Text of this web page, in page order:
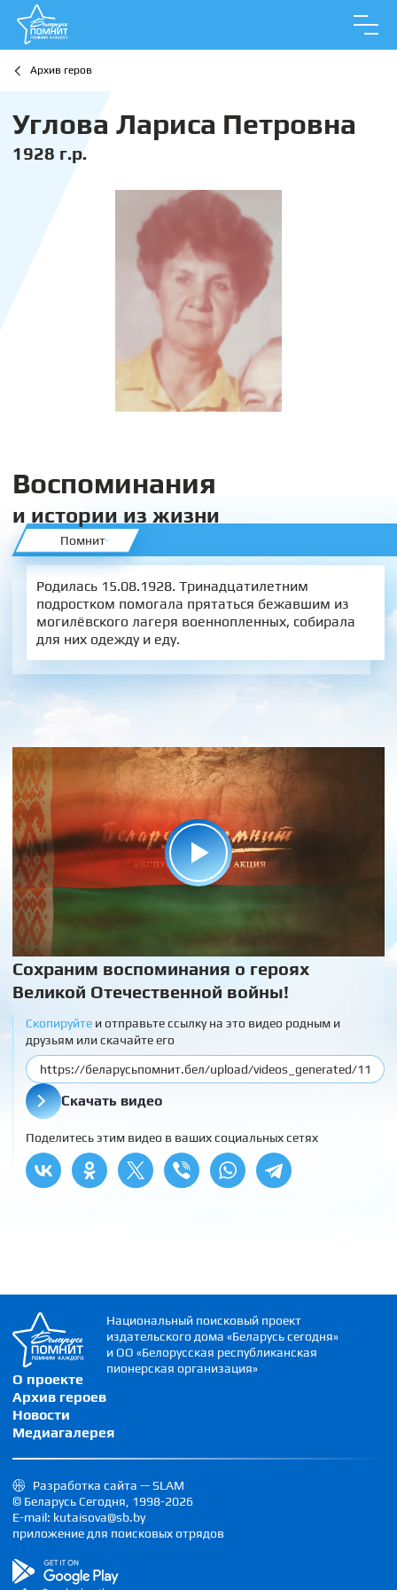
Архив геров
Углова Лариса Петровна
1928 г.р.
Воспоминания
и истории из жизни
Помнит
Родилась 15.08.1928. Тринадцатилетним
подростком помогала прятаться бежавшим из
могилёвского лагеря военнопленных, собирала
для них одежду и еду.
Сохраним воспоминания о героях
Великой Отечественной войны!
Скопируйтеи отправьте ссылку на это видео родным и
друзьям или скачайте его
Скачать видео
Поделитесь этим видео в ваших социальных сетях
О проекте
Архив героев
Новости
Медиагалерея
Национальный поисковый проект
издательского дома «Беларусь сегодня»
и ОО «Белорусская республиканская
пионерская организация»
Разработка сайта — SLAM
© Беларусь Сегодня, 1998-2026
E-mail: kutaisova@sb.by
приложение для поисковых отрядов